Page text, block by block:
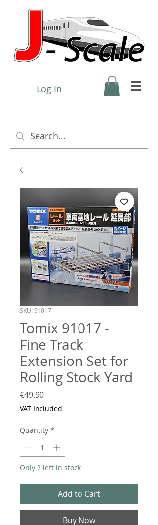
Log In
SKU: 91017
Tomix 91017 -
Fine Track
Extension Set for
Rolling Stock Yard
€49.90Price
VAT Included
Quantity *
Only 2 left in stock
Add to Cart
Buy Now